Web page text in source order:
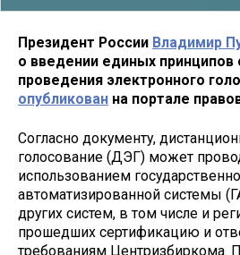
Президент России Владимир
о введении единых принципов
проведения электронного
опубликован на портале
Согласно документу,
голосование (ДЭГ) может
использованием
автоматизированной системы
других систем, в том числе и
прошедших сертификацию и
требованиям Центризбиркома.